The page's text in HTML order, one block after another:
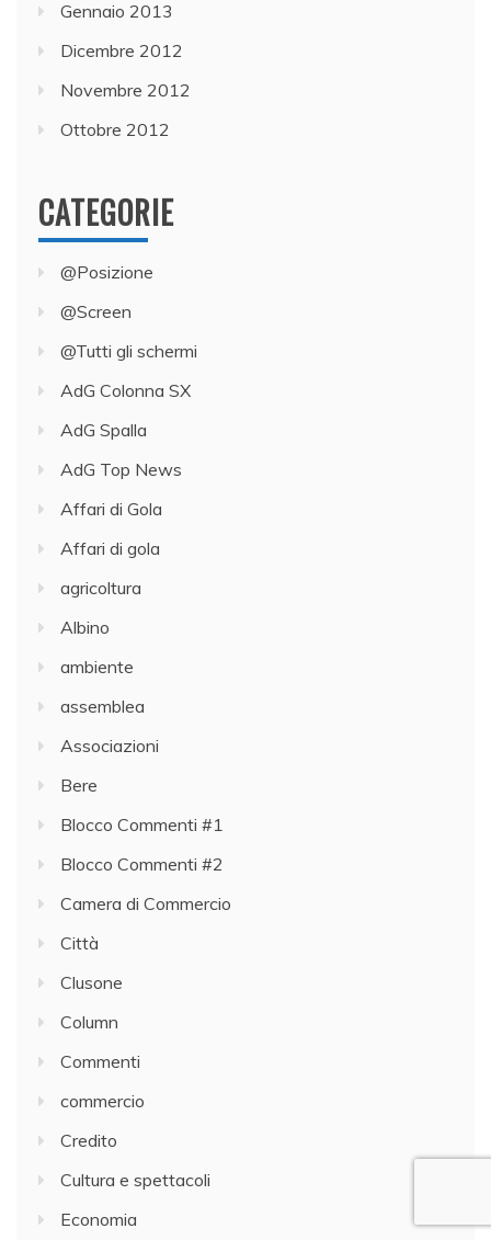
Gennaio 2013
Dicembre 2012
Novembre 2012
Ottobre 2012
CATEGORIE
@Posizione
@Screen
@Tutti gli schermi
AdG Colonna SX
AdG Spalla
AdG Top News
Affari di Gola
Affari di gola
agricoltura
Albino
ambiente
assemblea
Associazioni
Bere
Blocco Commenti #1
Blocco Commenti #2
Camera di Commercio
Città
Clusone
Column
Commenti
commercio
Credito
Cultura e spettacoli
Economia